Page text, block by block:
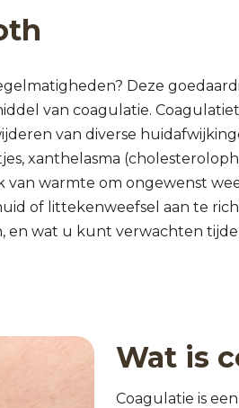
Deze
van coagulatie.
van diverse
xanthelasma
warmte om ongewenst
of littekenweefsel aan te
wat u kunt verwachten
Wat is
Coagulatie is